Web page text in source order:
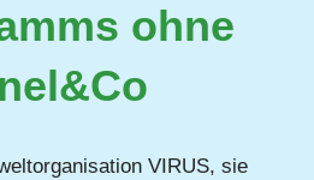
ohne
VIRUS, sie